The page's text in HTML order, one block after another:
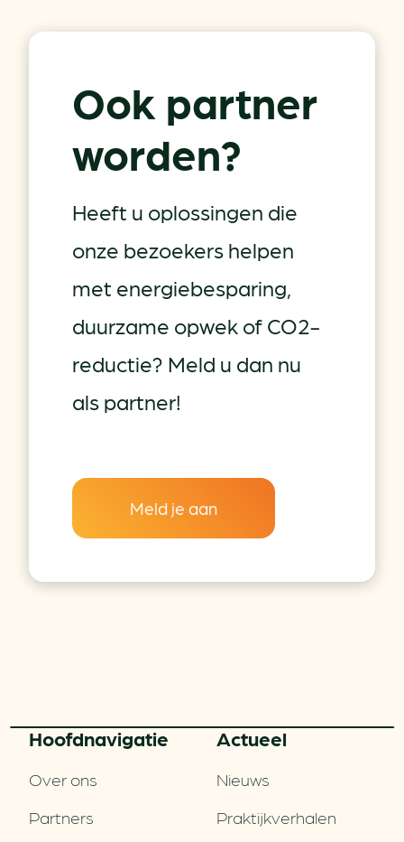
Ook partner
worden?
Heeft u oplossingen die
onze bezoekers helpen
met energiebesparing,
duurzame opwek of CO2-
reductie? Meld u dan nu
als partner!
Meld je aan
Hoofd­navigatie
Over ons
Partners
Actueel
Nieuws
Praktijkverhalen